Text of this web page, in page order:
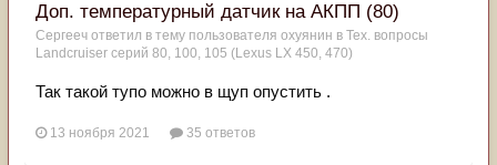
Доп. температурный датчик на АКПП (80)
Сергееч ответил в тему пользователя охуянин в Тех. вопросы
Landcruiser серий 80, 100, 105 (Lexus LX 450, 470)
Так такой тупо можно в щуп опустить .
13 ноября 2021 35 ответов